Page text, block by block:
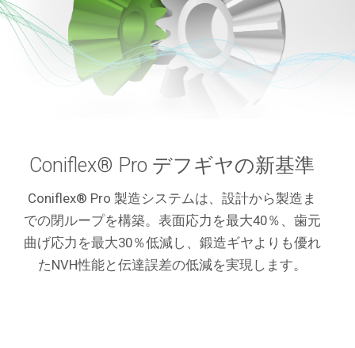
Coniflex® Pro デフギヤの新基準
Coniflex® Pro 製造システムは、設計から製造ま
での閉ループを構築。表面応力を最大40％、歯元
曲げ応力を最大30％低減し、鍛造ギヤよりも優れ
たNVH性能と伝達誤差の低減を実現します。